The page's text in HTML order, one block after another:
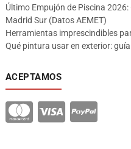
Último Empujón de Piscina
Madrid Sur (Datos AEMET)
Herramientas imprescindibles
Qué pintura usar en exterior:
ACEPTAMOS